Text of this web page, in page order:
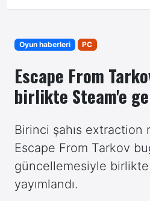
Oyun haberleri PC
Escape From
birlikte Steam'e
Birinci şahıs extraction
Escape From Tarkov
güncellemesiyle
yayımlandı.